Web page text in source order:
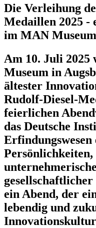
Die Verleihung
Medaillen 2025 -
im MAN
Am 10. Juli
Museum in
ältester
Rudolf-Diesel-
feierlichen
das Deutsche
Erfindungswesen
gesellschaftlicher
ein Abend, der
lebendig und